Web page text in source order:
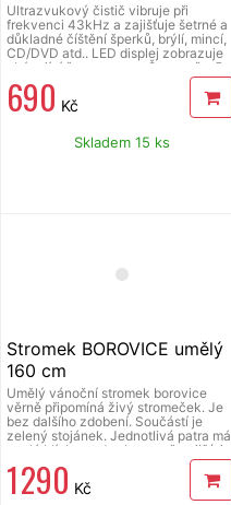
Ultrazvukový čistič vibruje při
frekvenci 43kHz a zajišťuje šetrné a
důkladné číštění šperků, brýlí, mincí,
CD/DVD atd.. LED displej zobrazuje
zbývající čas provozu. Časovač s 5
nastaveními času: 90s, 180s, 300s,
480s, 600s. Nádoba z nerezové oceli
o objemu 750 ml. Vhodné pro čištění
plastový košík, držák na hodinky pro
čištění řemínku, CD/DVD disků.
690 Kč
Skladem 15 ks
Stromek BOROVICE umělý
160 cm
Umělý vánoční stromek borovice
věrně připomíná živý stromeček. Je
bez dalšího zdobení. Součástí je
zelený stojánek. Jednotlivá patra má
rostlá blízko nad sebou, což zajišťuje
dostatečnou hustotu stromečku.
Výška stromku: 160 cm.
1 290 Kč